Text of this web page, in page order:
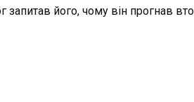
його, чому він прогнав